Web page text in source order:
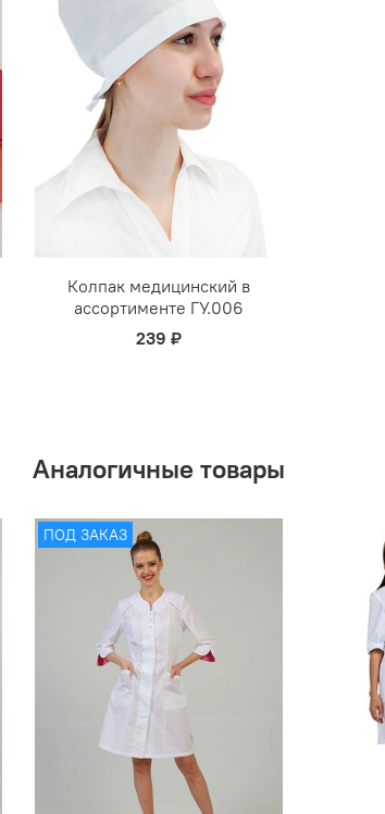
Колпак медицинский в
ассортименте ГУ.006
239 ₽
Аналогичные товары
ПОД ЗАКАЗ